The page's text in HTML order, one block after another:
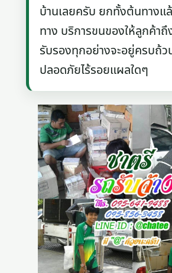
บ้านเลยครับ ยกทั้งต้นทางแ
ทาง บริการขนของให้ลูกค้าถึ
รับรองทุกอย่างจะอยู่ครบถ้ว
ปลอดภัยไร้รอยแผลใดๆ